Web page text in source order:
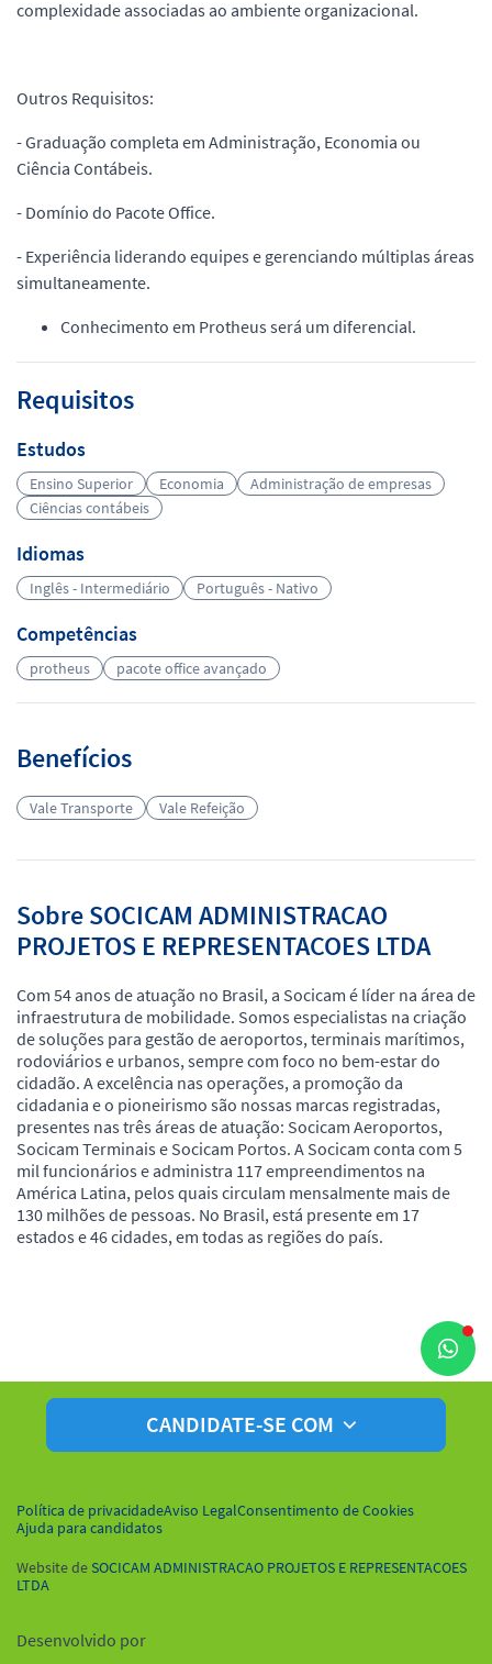
complexidade associadas ao ambiente organizacional.
Outros Requisitos:
- Graduação completa em Administração, Economia ou
Ciência Contábeis.
- Domínio do Pacote Office.
- Experiência liderando equipes e gerenciando múltiplas áreas
simultaneamente.
Conhecimento em Protheus será um diferencial.
Requisitos
Estudos
Ensino Superior Economia
Administração de empresas
Ciências contábeis
Idiomas
Inglês - Intermediário Português - Nativo
Competências
protheus pacote office avançado
Benefícios
Vale Transporte Vale Refeição
Sobre SOCICAM ADMINISTRACAO
PROJETOS E REPRESENTACOES LTDA
Com 54 anos de atuação no Brasil, a Socicam é líder na área de
infraestrutura de mobilidade. Somos especialistas na criação
de soluções para gestão de aeroportos, terminais marítimos,
rodoviários e urbanos, sempre com foco no bem-estar do
cidadão. A excelência nas operações, a promoção da
cidadania e o pioneirismo são nossas marcas registradas,
presentes nas três áreas de atuação: Socicam Aeroportos,
Socicam Terminais e Socicam Portos. A Socicam conta com 5
mil funcionários e administra 117 empreendimentos na
América Latina, pelos quais circulam mensalmente mais de
130 milhões de pessoas. No Brasil, está presente em 17
estados e 46 cidades, em todas as regiões do país.
CANDIDATE-SE COM
Política de privacidadeAviso LegalConsentimento de Cookies
Ajuda para candidatos
Website de SOCICAM ADMINISTRACAO PROJETOS E REPRESENTACOES
LTDA
Desenvolvido por